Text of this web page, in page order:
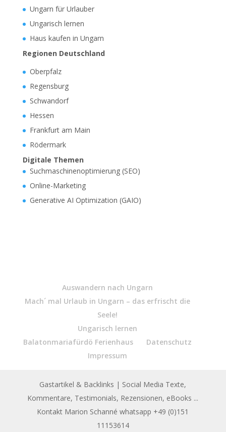
Ungarn für Urlauber
Ungarisch lernen
Haus kaufen in Ungarn
Regionen Deutschland
Oberpfalz
Regensburg
Schwandorf
Hessen
Frankfurt am Main
Rödermark
Digitale Themen
Suchmaschinenoptimierung (SEO)
Online-Marketing
Generative AI Optimization (GAIO)
Auswandern nach Ungarn
Mach´ mal Urlaub in Ungarn – das erfrischt die
Seele!
Ungarisch lernen
Balatonmariafürdö Ferienhaus
Datenschutz
Impressum
Gastartikel & Backlinks | Social Media Texte,
Kommentare, Testimonials, Rezensionen, eBooks ...
Kontakt Marion Schanné whatsapp +49 (0)151
11153614